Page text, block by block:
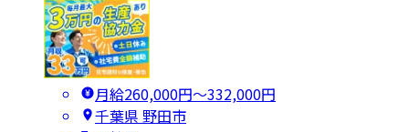
月給260,000円〜332,000円
千葉県 野田市